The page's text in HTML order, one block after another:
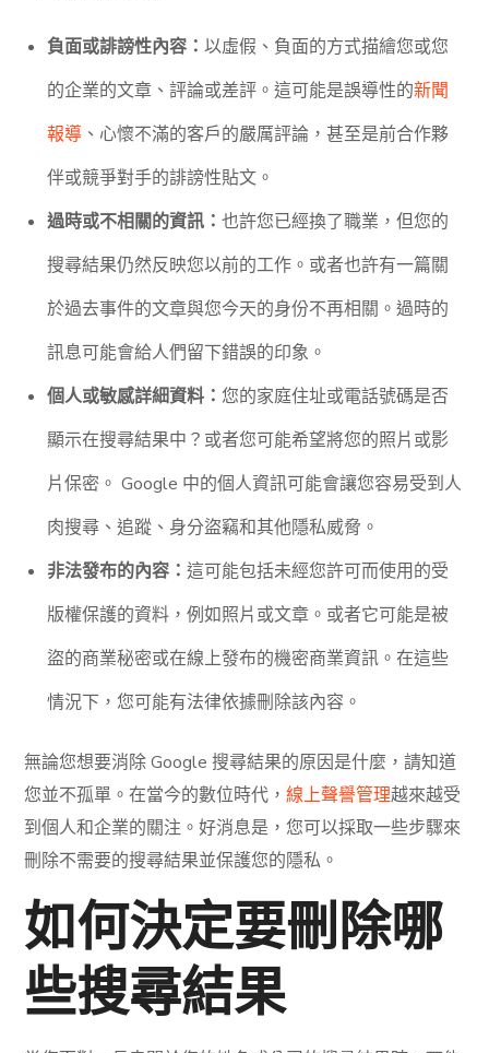
負面或誹謗性內容：以虛假、負面的方式描繪您或您
的企業的文章、評論或差評。這可能是誤導性的新聞
報導 、心懷不滿的客戶的嚴厲評論，甚至是前合作夥
伴或競爭對手的誹謗性貼文。
過時或不相關的資訊：也許您已經換了職業，但您的
搜尋結果仍然反映您以前的工作。或者也許有一篇關
於過去事件的文章與您今天的身份不再相關。過時的
訊息可能會給人們留下錯誤的印象。
個人或敏感詳細資料：您的家庭住址或電話號碼是否
顯示在搜尋結果中？或者您可能希望將您的照片或影
片保密。 Google 中的個人資訊可能會讓您容易受到人
肉搜尋、追蹤、身分盜竊和其他隱私威脅。
非法發布的內容：這可能包括未經您許可而使用的受
版權保護的資料，例如照片或文章。或者它可能是被
盜的商業秘密或在線上發布的機密商業資訊。在這些
情況下，您可能有法律依據刪除該內容。
無論您想要消除 Google 搜尋結果的原因是什麼，請知道
您並不孤單。在當今的數位時代，線上聲譽管理越來越受
到個人和企業的關注。好消息是，您可以採取一些步驟來
刪除不需要的搜尋結果並保護您的隱私。
如何決定要刪除哪
些搜尋結果